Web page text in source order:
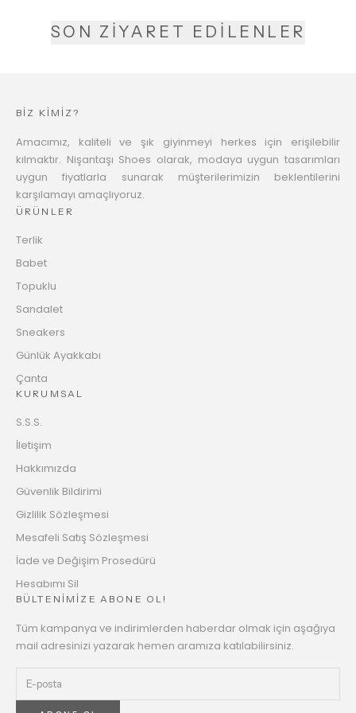
SON ZİYARET EDİLENLER
BİZ KİMİZ?
Amacımız, kaliteli ve şık giyinmeyi herkes için erişilebilir
kılmaktır. Nişantaşı Shoes olarak, modaya uygun tasarımları
uygun fiyatlarla sunarak müşterilerimizin beklentilerini
karşılamayı amaçlıyoruz.
ÜRÜNLER
Terlik
Babet
Topuklu
Sandalet
Sneakers
Günlük Ayakkabı
Çanta
KURUMSAL
S.S.S.
İletişim
Hakkımızda
Güvenlik Bildirimi
Gizlilik Sözleşmesi
Mesafeli Satış Sözleşmesi
İade ve Değişim Prosedürü
Hesabımı Sil
BÜLTENİMİZE ABONE OL!
Tüm kampanya ve indirimlerden haberdar olmak için aşağıya
mail adresinizi yazarak hemen aramıza katılabilirsiniz.